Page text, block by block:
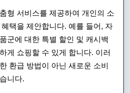
형 서비스를 제공하여 개인의 소
택을 제안합니다. 예를 들어, 자
군에 대한 특별 할인 및 캐시백
게 쇼핑할 수 있게 합니다. 이러
환급 방법이 아닌 새로운 소비
니다.